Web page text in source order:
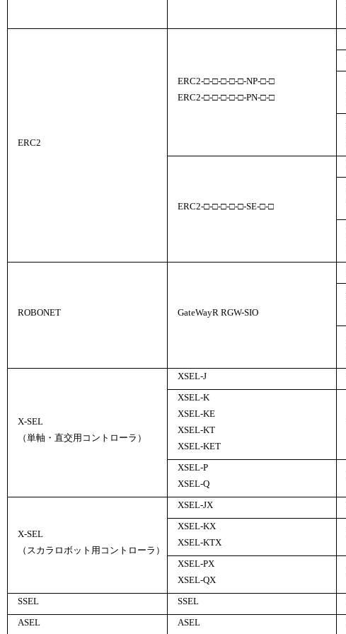
ERC2
ERC2-□-□-□-□-□-NP-□-□
ERC2-□-□-□-□-□-PN-□-□
ERC2-□-□-□-□-□-SE-□-□
ROBONET GateWayR RGW-SIO
X-SEL
（単軸・直交用コントローラ）
XSEL-J
XSEL-K
XSEL-KE
XSEL-KT
XSEL-KET
XSEL-P
XSEL-Q
X-SEL
（スカラロボット用コントローラ）
XSEL-JX
XSEL-KX
XSEL-KTX
XSEL-PX
XSEL-QX
SSEL SSEL
ASEL ASEL